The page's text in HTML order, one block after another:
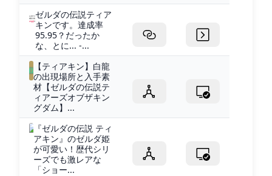
ゼルダの伝説ティア
キンです。達成率
95.95？だったか
な、とに... -...
【ティアキン】白龍
の出現場所と入手素
材【ゼルダの伝説テ
ィアーズオブザキン
グダム】...
『ゼルダの伝説 ティ
アキン』のゼルダ姫
が可愛い！歴代シリ
ーズでも激レアな
「ショー...